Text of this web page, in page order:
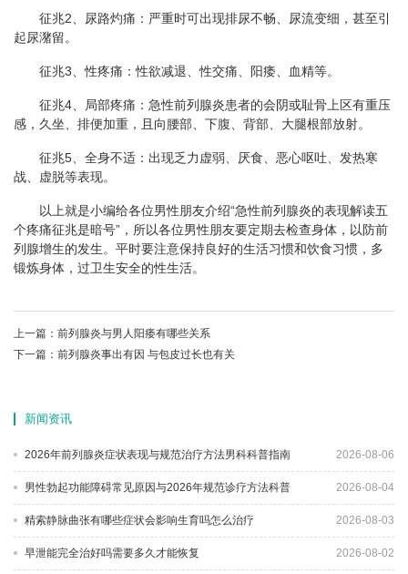
征兆2、尿路灼痛：严重时可出现排尿不畅、尿流变细，甚至引
起尿潴留。
征兆3、性疼痛：性欲减退、性交痛、阳痿、血精等。
征兆4、局部疼痛：急性前列腺炎患者的会阴或耻骨上区有重压
感，久坐、排便加重，且向腰部、下腹、背部、大腿根部放射。
征兆5、全身不适：出现乏力虚弱、厌食、恶心呕吐、发热寒
战、虚脱等表现。
以上就是小编给各位男性朋友介绍“急性前列腺炎的表现解读五
个疼痛征兆是暗号”，所以各位男性朋友要定期去检查身体，以防前
列腺增生的发生。平时要注意保持良好的生活习惯和饮食习惯，多
锻炼身体，过卫生安全的性生活。
上一篇： 前列腺炎与男人阳痿有哪些关系
下一篇： 前列腺炎事出有因 与包皮过长也有关
新闻资讯
2026年前列腺炎症状表现与规范治疗方法男科科普指南 2026-08-06
男性勃起功能障碍常见原因与2026年规范诊疗方法科普 2026-08-04
精索静脉曲张有哪些症状会影响生育吗怎么治疗 2026-08-03
早泄能完全治好吗需要多久才能恢复 2026-08-02